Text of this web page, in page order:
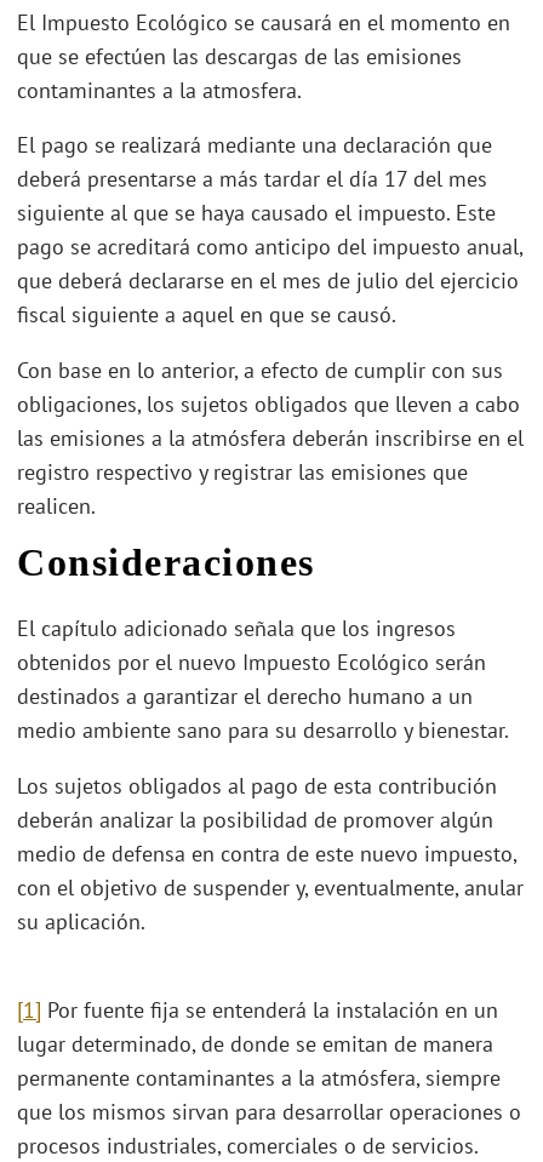
El Impuesto Ecológico se causará en el momento en
que se efectúen las descargas de las emisiones
contaminantes a la atmosfera.
El pago se realizará mediante una declaración que
deberá presentarse a más tardar el día 17 del mes
siguiente al que se haya causado el impuesto. Este
pago se acreditará como anticipo del impuesto anual,
que deberá declararse en el mes de julio del ejercicio
fiscal siguiente a aquel en que se causó.
Con base en lo anterior, a efecto de cumplir con sus
obligaciones, los sujetos obligados que lleven a cabo
las emisiones a la atmósfera deberán inscribirse en el
registro respectivo y registrar las emisiones que
realicen.
Consideraciones
El capítulo adicionado señala que los ingresos
obtenidos por el nuevo Impuesto Ecológico serán
destinados a garantizar el derecho humano a un
medio ambiente sano para su desarrollo y bienestar.
Los sujetos obligados al pago de esta contribución
deberán analizar la posibilidad de promover algún
medio de defensa en contra de este nuevo impuesto,
con el objetivo de suspender y, eventualmente, anular
su aplicación.
[1] Por fuente fija se entenderá la instalación en un
lugar determinado, de donde se emitan de manera
permanente contaminantes a la atmósfera, siempre
que los mismos sirvan para desarrollar operaciones o
procesos industriales, comerciales o de servicios.